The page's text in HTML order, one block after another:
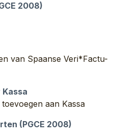
2008)
van Spaanse Veri*Factu-
aan Kassa
(PGCE 2008)